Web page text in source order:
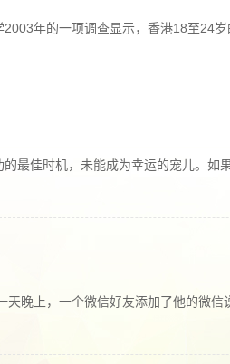
年的一项调查显示，香港18至24岁
最佳时机，未能成为幸运的宠儿。如
晚上，一个微信好友添加了他的微信